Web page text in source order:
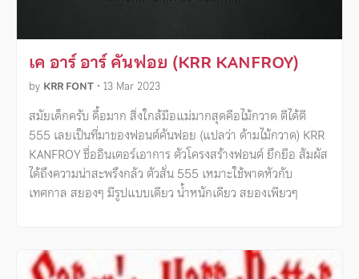
เค อาร์ อาร์ คันฟอย (KRR KANFROY)
by KRR FONT • 13 Mar 2023
สมัยเด็กครับ ดื้อมาก สิ่งใกล้มือแม่มากสุดคือไม้กวาด ตีได้ตี
555 เลยเป็นที่มาของฟอนต์คันฟอย (แปลว่า ด้ามไม้กวาด) KRR
KANFROY ชื่ออินเตอร์เอาการ ตัวโครงสร้างฟอนต์ ยึกยือ สัมผัส
ได้ถึงความน่าสะพรึงกลัว ตัวสั่น 555 เหมาะใช้พาดหัวกับ
เทศกาล สยองๆ มีรูปแบบเดียว น้ำหนักเดียว สยองเพียวๆ